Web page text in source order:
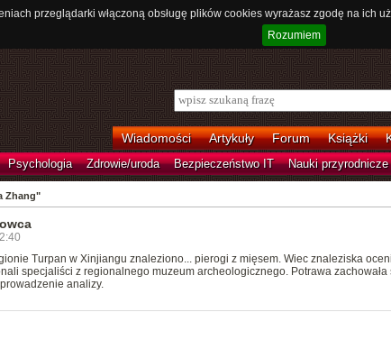
przeglądarki włączoną obsługę plików cookies wyrażasz zgodę na
Rozumiem
Wiadomości Artykuły Forum Książki
Psychologia Zdrowie/uroda Bezpieczeństwo IT Nauki przyrodnicze
Zhang"
Turpan w Xinjiangu znaleziono... pierogi z mięsem. Wiec znaleziska
specjaliści z regionalnego muzeum archeologicznego. Potrawa zachowała
analizy.